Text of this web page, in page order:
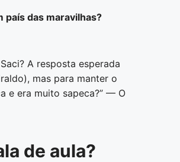
país das maravilhas?
A resposta esperada
mas para manter o
e era muito sapeca?” — O
de aula?